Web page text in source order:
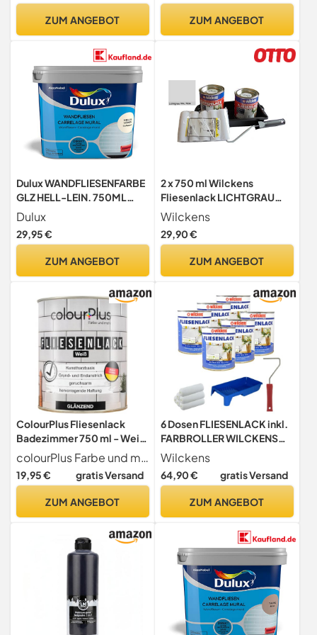
ZUM ANGEBOT
Fliesenfarbe Küche, Made
ZUM ANGEBOT
Dulux WANDFLIESENFARBE
GLZ HELL-LEIN. 750ML
5280696 Helles Leinen
Dulux
29,95 €
ZUM ANGEBOT
2 x 750 ml Wilckens
Fliesenlack LICHTGRAU
RAL 7035 inkl. Farbrolle für
16 qm
Wilckens
29,90 €
ZUM ANGEBOT
ColourPlus Fliesenlack
Badezimmer 750 ml - Weiß
Glanz - Fliesenfarbe Küche
& Fliesenfarbe Badezimmer
(Wand- und Bodenfliesen)
wasserbeständig,
colourPlus Farbe und mehr
19,95 € gratis Versand
ZUM ANGEBOT
6 Dosen FLIESENLACK inkl.
FARBROLLER WILCKENS
weiß für 48 qm
Wilckens
64,90 € gratis Versand
ZUM ANGEBOT